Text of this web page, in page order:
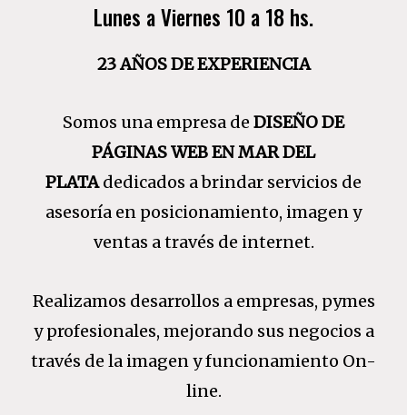
Lunes a Viernes 10 a 18 hs.
23 AÑOS DE EXPERIENCIA
Somos una empresa de DISEÑO DE
PÁGINAS WEB EN MAR DEL
PLATAdedicados a brindar servicios de
asesoría en posicionamiento, imagen y
ventas a través de internet.
Realizamos desarrollos a empresas, pymes
y profesionales, mejorando sus negocios a
través de la imagen y funcionamiento On-
line.